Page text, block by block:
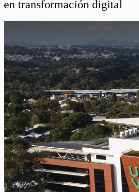
en transformación digital